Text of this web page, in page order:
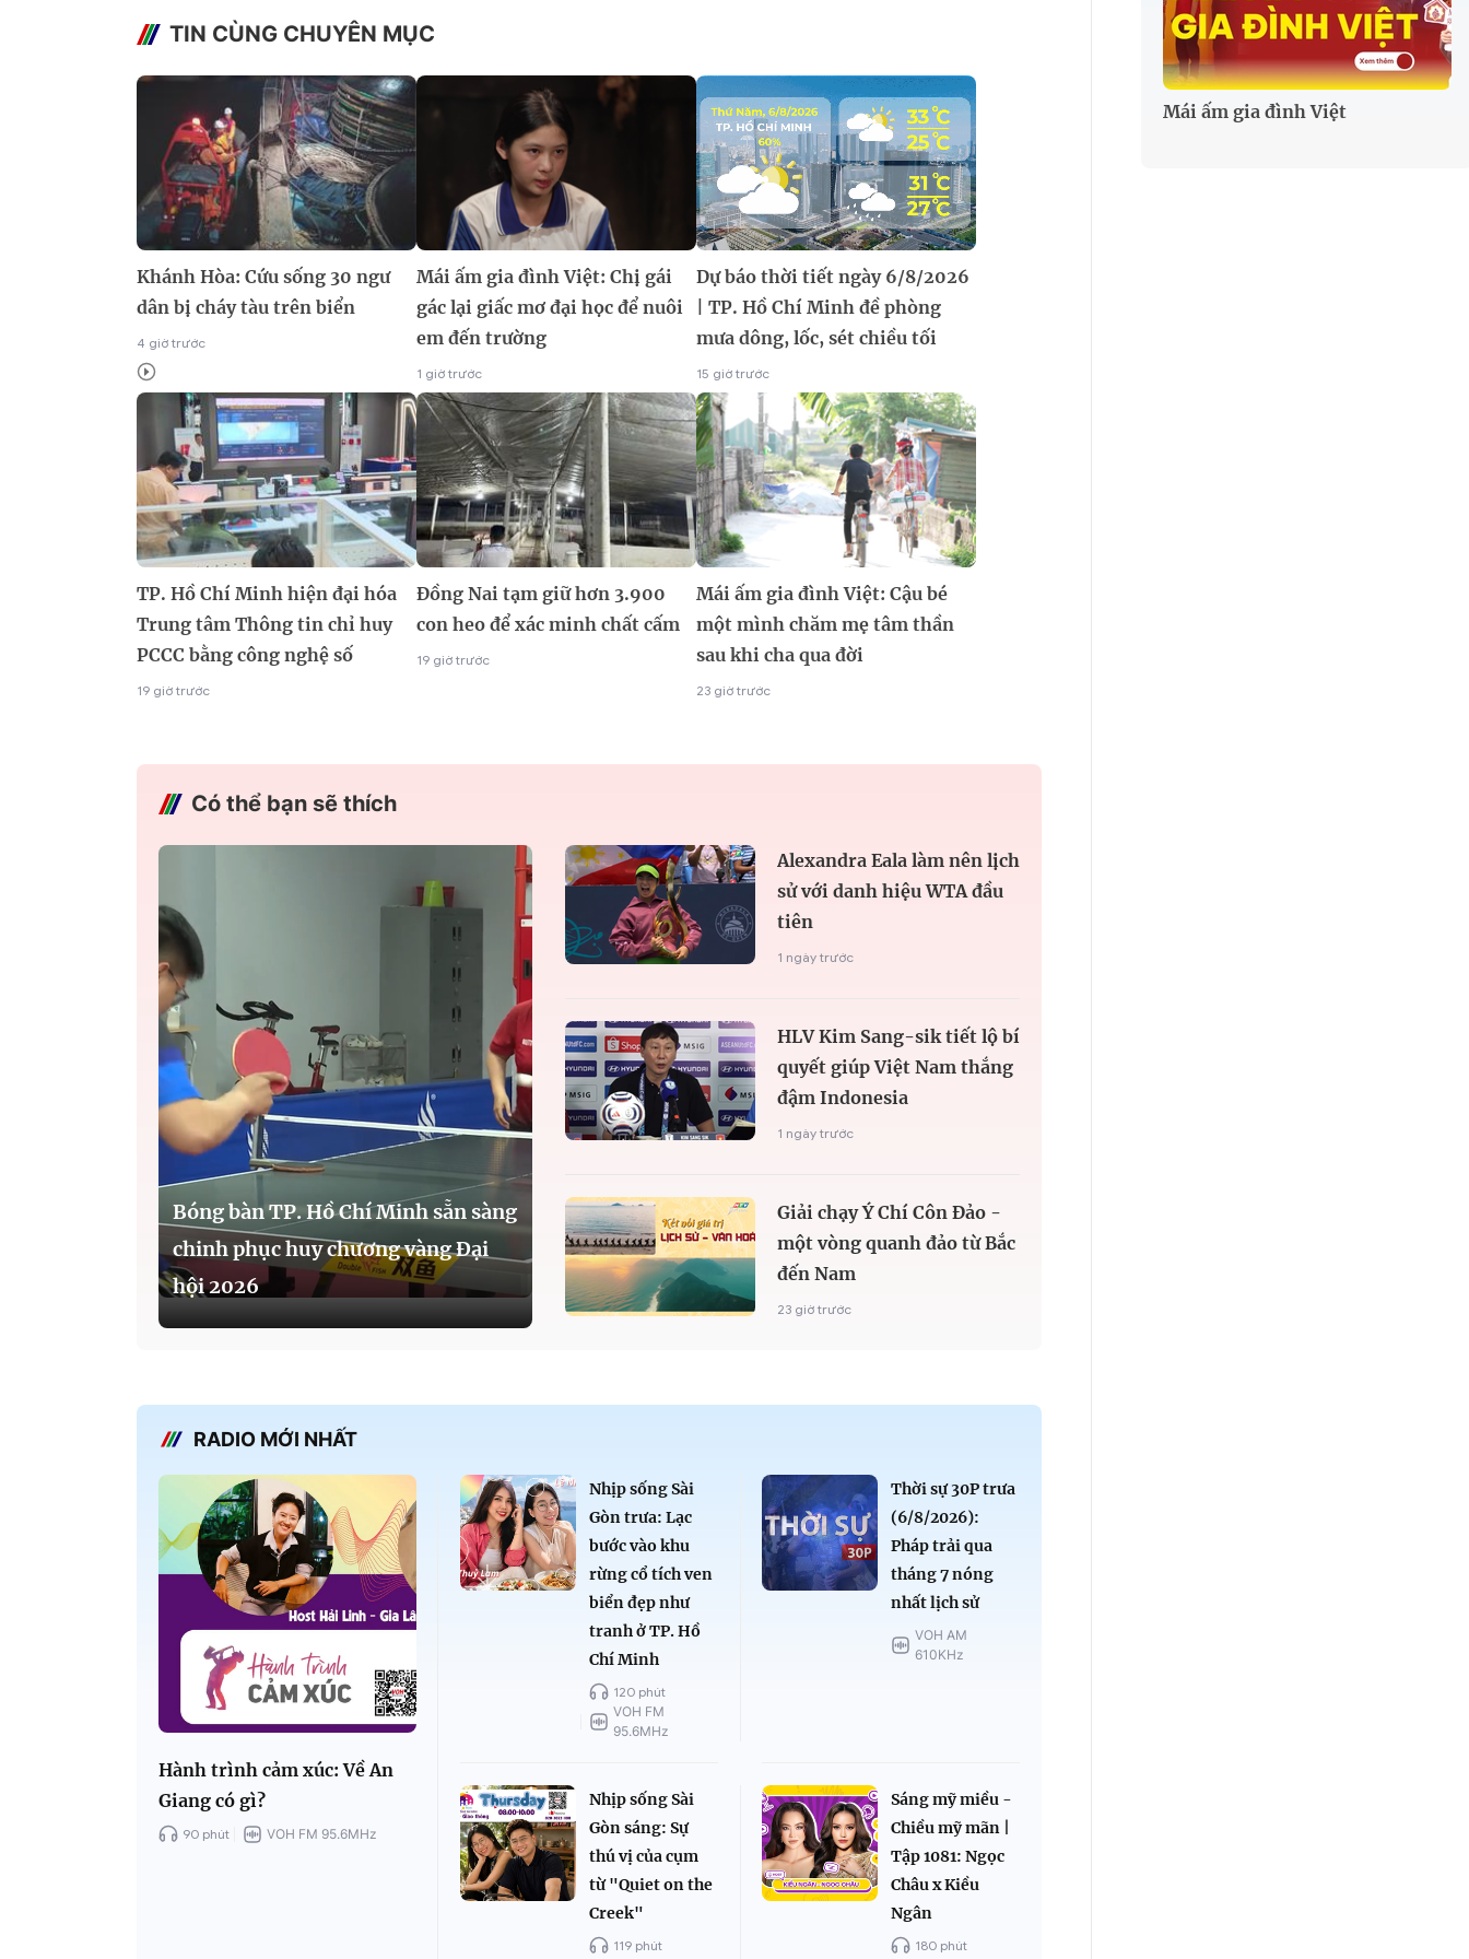
TIN CÙNG CHUYÊN MỤC
Khánh Hòa: Cứu sống 30 ngư
dân bị cháy tàu trên biển
4 giờ trước
Mái ấm gia đình Việt: Chị gái
gác lại giấc mơ đại học để nuôi
em đến trường
1 giờ trước
Dự báo thời tiết ngày 6/8/2026
| TP. Hồ Chí Minh đề phòng
mưa dông, lốc, sét chiều tối
15 giờ trước
TP. Hồ Chí Minh hiện đại hóa
Trung tâm Thông tin chỉ huy
PCCC bằng công nghệ số
19 giờ trước
Đồng Nai tạm giữ hơn 3.900
con heo để xác minh chất cấm
19 giờ trước
Mái ấm gia đình Việt: Cậu bé
một mình chăm mẹ tâm thần
sau khi cha qua đời
23 giờ trước
Có thể bạn sẽ thích
Bóng bàn TP. Hồ Chí Minh sẵn sàng
chinh phục huy chương vàng Đại
hội 2026
Alexandra Eala làm nên lịch
sử với danh hiệu WTA đầu
tiên
1 ngày trước
HLV Kim Sang-sik tiết lộ bí
quyết giúp Việt Nam thắng
đậm Indonesia
1 ngày trước
Giải chạy Ý Chí Côn Đảo -
một vòng quanh đảo từ Bắc
đến Nam
23 giờ trước
RADIO MỚI NHẤT
Hành trình cảm xúc: Về An
Giang có gì?
90 phút VOH FM 95.6MHz
Nhịp sống Sài
Gòn trưa: Lạc
bước vào khu
rừng cổ tích ven
biển đẹp như
tranh ở TP. Hồ
Chí Minh
120 phút
VOH FM
95.6MHz
Thời sự 30P trưa
(6/8/2026):
Pháp trải qua
tháng 7 nóng
nhất lịch sử
VOH AM
610KHz
Nhịp sống Sài
Gòn sáng: Sự
thú vị của cụm
từ "Quiet on the
Creek"
119 phút
Sáng mỹ miều -
Chiều mỹ mãn |
Tập 1081: Ngọc
Châu x Kiều
Ngân
180 phút
Mái ấm gia đình Việt